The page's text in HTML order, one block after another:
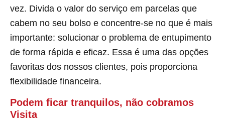
vez. Divida o valor do serviço em parcelas que
cabem no seu bolso e concentre-se no que é mais
importante: solucionar o problema de entupimento
de forma rápida e eficaz. Essa é uma das opções
favoritas dos nossos clientes, pois proporciona
flexibilidade financeira.
Podem ficar tranquilos, não cobramos
Visita